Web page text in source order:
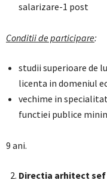
salarizare-1 post
Conditii de participare:
studii superioare de
licenta in domeniul
vechime in
functiei publice
9 ani.
Directia arhitect